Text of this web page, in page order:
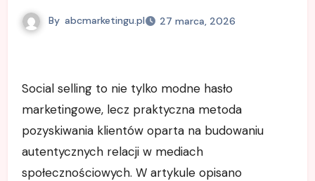
By abcmarketingu.pl 27 marca, 2026
Social selling to nie tylko modne hasło
marketingowe, lecz praktyczna metoda
pozyskiwania klientów oparta na budowaniu
autentycznych relacji w mediach
społecznościowych. W artykule opisano